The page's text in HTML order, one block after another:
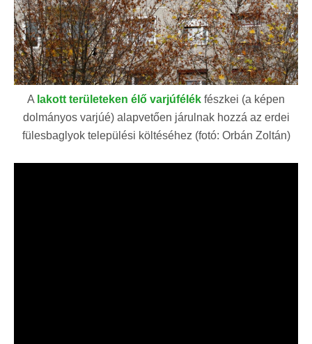
A lakott területeken élő varjúfélék fészkei (a képen
dolmányos varjúé) alapvetően járulnak hozzá az erdei
fülesbaglyok települési költéséhez (fotó: Orbán Zoltán)